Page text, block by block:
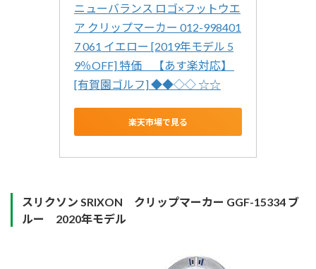
ニューバランス ロゴ×フットウエ
ア クリップマーカー 012-998401
7 061 イエロー [2019年モデル 5
9％OFF] 特価　【あす楽対応】
[有賀園ゴルフ] ◆◆◇◇ ☆☆
楽天市場で見る
スリクソン SRIXON クリップマーカー GGF-15334 ブ
ルー 2020年モデル